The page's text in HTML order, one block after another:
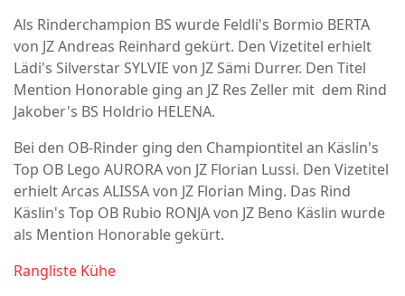
Als Rinderchampion BS wurde Feldli's Bormio BERTA
von JZ Andreas Reinhard gekürt. Den Vizetitel erhielt
Lädi's Silverstar SYLVIE von JZ Sämi Durrer. Den Titel
Mention Honorable ging an JZ Res Zeller mit dem Rind
Jakober's BS Holdrio HELENA.
Bei den OB-Rinder ging den Championtitel an Käslin's
Top OB Lego AURORA von JZ Florian Lussi. Den Vizetitel
erhielt Arcas ALISSA von JZ Florian Ming. Das Rind
Käslin's Top OB Rubio RONJA von JZ Beno Käslin wurde
als Mention Honorable gekürt.
Rangliste Kühe